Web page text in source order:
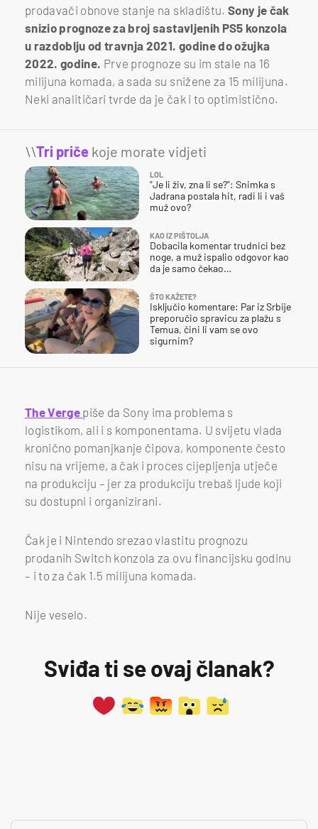
prodavači obnove stanje na skladištu. Sony je čak
snizio prognoze za broj sastavljenih PS5 konzola
u razdoblju od travnja 2021. godine do ožujka
2022. godine. Prve prognoze su im stale na 16
milijuna komada, a sada su snižene za 15 milijuna.
Neki analitičari tvrde da je čak i to optimistično.
\\Tri priče koje morate vidjeti
LOL
"Je li živ, zna li se?": Snimka s
Jadrana postala hit, radi li i vaš
muž ovo?
KAO IZ PIŠTOLJA
Dobacila komentar trudnici bez
noge, a muž ispalio odgovor kao
da je samo čekao…
ŠTO KAŽETE?
Isključio komentare: Par iz Srbije
preporučio spravicu za plažu s
Temua, čini li vam se ovo
sigurnim?
The Verge piše da Sony ima problema s
logistikom, ali i s komponentama. U svijetu vlada
kronično pomanjkanje čipova, komponente često
nisu na vrijeme, a čak i proces cijepljenja utječe
na produkciju – jer za produkciju trebaš ljude koji
su dostupni i organizirani.
Čak je i Nintendo srezao vlastitu prognozu
prodanih Switch konzola za ovu financijsku godinu
– i to za čak 1.5 milijuna komada.
Nije veselo.
Sviđa ti se ovaj članak?